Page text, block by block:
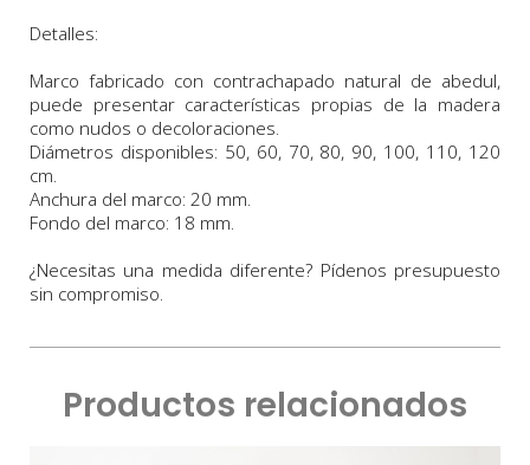
Detalles:
Marco fabricado con contrachapado natural de abedul,
puede presentar características propias de la madera
como nudos o decoloraciones.
Diámetros disponibles: 50, 60, 70, 80, 90, 100, 110, 120
cm.
Anchura del marco: 20 mm.
Fondo del marco: 18 mm.
¿Necesitas una medida diferente? Pídenos presupuesto
sin compromiso.
Productos relacionados